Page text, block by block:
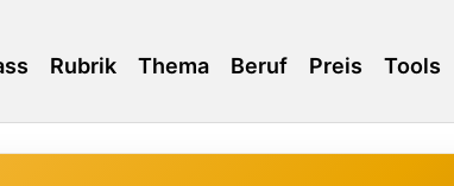
Rubrik Thema Beruf Preis Tools